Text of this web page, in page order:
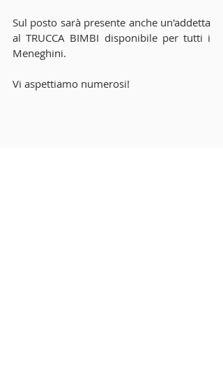
Sul posto sarà presente anche un'addetta
al TRUCCA BIMBI disponibile per tutti i
Meneghini.
Vi aspettiamo numerosi!